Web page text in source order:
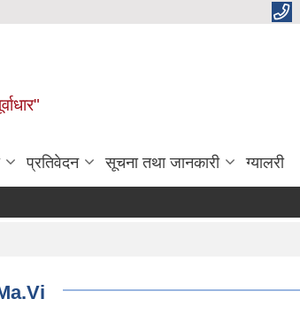
प्रतिवेदन सूचना तथा जानकारी ग्यालरी